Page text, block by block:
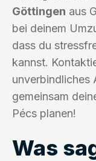
Göttingen aus
bei deinem
dass du
kannst.
unverbindliches
gemeinsam
Pécs planen!
Was